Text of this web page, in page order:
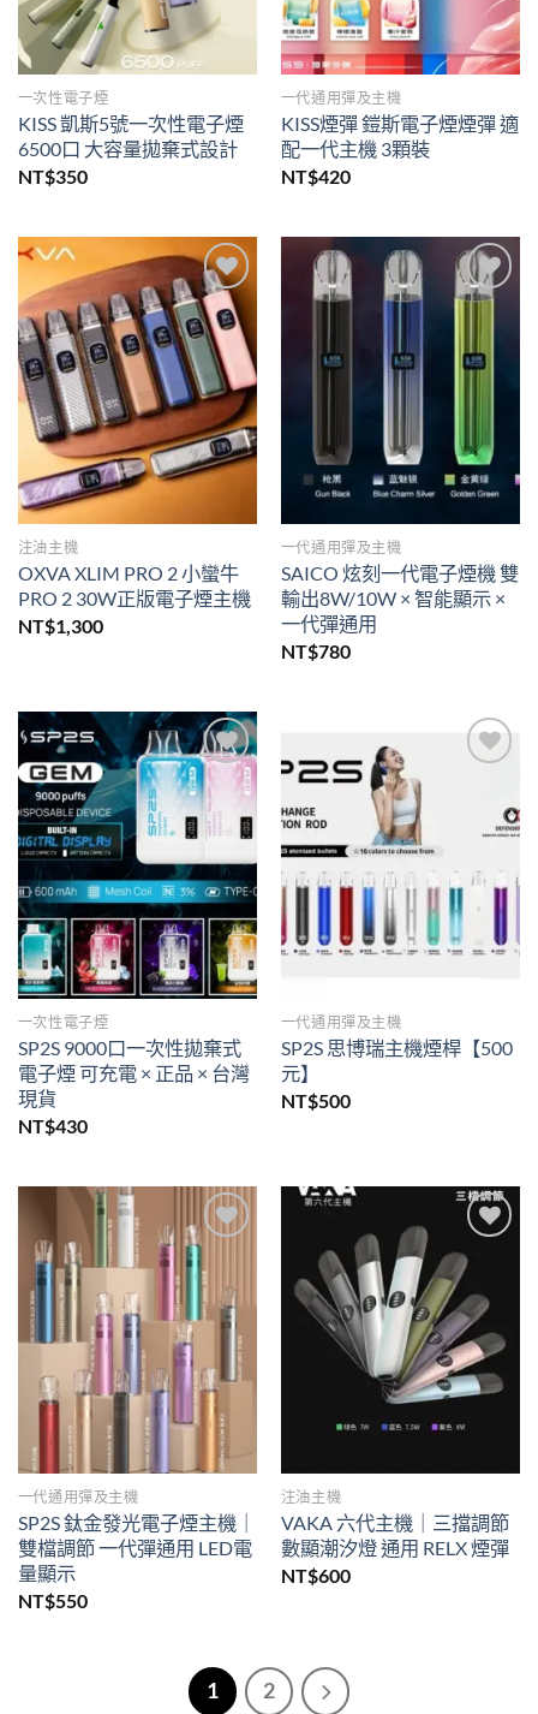
一次性電子煙
KISS 凱斯5號一次性電子煙
6500口 大容量拋棄式設計
NT$350
一代通用彈及主機
KISS煙彈 鎧斯電子煙煙彈 適
配一代主機 3顆裝
NT$420
Add to
wishlist
注油主機
OXVA XLIM PRO 2 小蠻牛
PRO 2 30W正版電子煙主機
NT$1,300
Add to
wishlist
一代通用彈及主機
SAICO 炫刻一代電子煙機 雙
輸出8W/10W × 智能顯示 ×
一代彈通用
NT$780
Add to
wishlist
一次性電子煙
SP2S 9000口一次性拋棄式
電子煙 可充電 × 正品 × 台灣
現貨
NT$430
wishlist
一代通用彈及主機
SP2S 思博瑞主機煙桿【500
元】
NT$500
Add to
wishlist
一代通用彈及主機
SP2S 鈦金發光電子煙主機｜
雙檔調節 一代彈通用 LED電
量顯示
NT$550
Add to
wishlist
注油主機
VAKA 六代主機｜三擋調節
數顯潮汐燈 通用 RELX 煙彈
NT$600
1 2